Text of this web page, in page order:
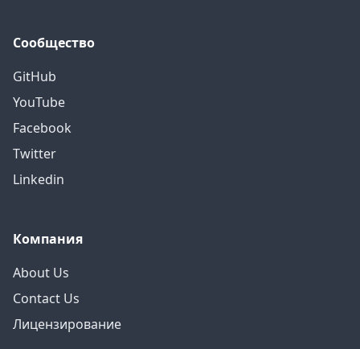
Сообщество
GitHub
YouTube
Facebook
Twitter
Linkedin
Компания
About Us
Contact Us
Лицензирование